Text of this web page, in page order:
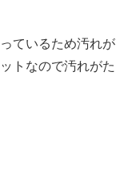
ているため汚れが
トなので汚れがた